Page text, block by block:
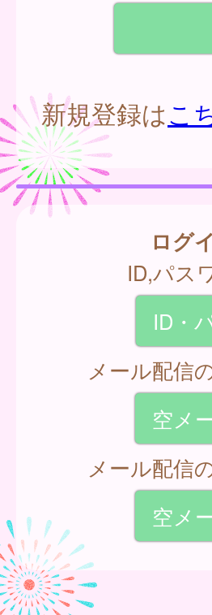
新規登録はこ
ログ
ID,パス
ID・
メール配信
空メ
メール配信
空メ